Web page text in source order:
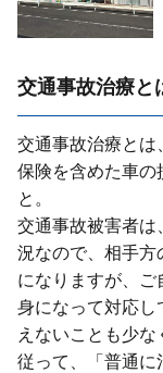
交通事故治療と
交通事故治療とは
保険を含めた⾞の
と。
交通事故被害者は
況なので、相⼿⽅
になりますが、ご
⾝になって対応し
えないことも少な
従って、「普通に